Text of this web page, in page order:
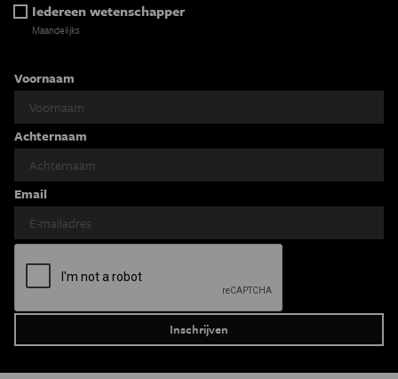
Iedereen wetenschapper
Maandelijks
Voornaam
Achternaam
Email